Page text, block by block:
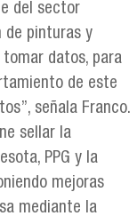
del sector
de pinturas y
tomar datos, para
de este
señala Franco.
sellar la
PPG y la
mejoras
mediante la